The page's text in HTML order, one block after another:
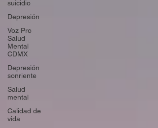
suicidio
Depresión
Voz Pro
Salud
Mental
CDMX
Depresión
sonriente
Salud
mental
Calidad de
vida